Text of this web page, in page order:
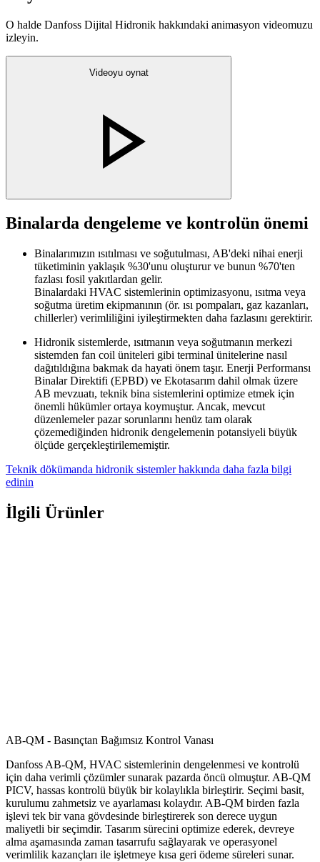
O halde Danfoss Dijital Hidronik hakkındaki animasyon videomuzu
izleyin.
Videoyu oynat
Binalarda dengeleme ve kontrolün önemi
Binalarımızın ısıtılması ve soğutulması, AB'deki nihai enerji
tüketiminin yaklaşık %30'unu oluşturur ve bunun %70'ten
fazlası fosil yakıtlardan gelir.
Binalardaki HVAC sistemlerinin optimizasyonu, ısıtma veya
soğutma üretim ekipmanının (ör. ısı pompaları, gaz kazanları,
chillerler) verimliliğini iyileştirmekten daha fazlasını gerektirir.
Hidronik sistemlerde, ısıtmanın veya soğutmanın merkezi
sistemden fan coil üniteleri gibi terminal ünitelerine nasıl
dağıtıldığına bakmak da hayati önem taşır. Enerji Performansı
Binalar Direktifi (EPBD) ve Ekotasarım dahil olmak üzere
AB mevzuatı, teknik bina sistemlerini optimize etmek için
önemli hükümler ortaya koymuştur. Ancak, mevcut
düzenlemeler pazar sorunlarını henüz tam olarak
çözemediğinden hidronik dengelemenin potansiyeli büyük
ölçüde gerçekleştirilememiştir.
Teknik dökümanda hidronik sistemler hakkında daha fazla bilgi
edinin
İlgili Ürünler
AB-QM - Basınçtan Bağımsız Kontrol Vanası
Danfoss AB-QM, HVAC sistemlerinin dengelenmesi ve kontrolü
için daha verimli çözümler sunarak pazarda öncü olmuştur. AB-QM
PICV, hassas kontrolü büyük bir kolaylıkla birleştirir. Seçimi basit,
kurulumu zahmetsiz ve ayarlaması kolaydır. AB-QM birden fazla
işlevi tek bir vana gövdesinde birleştirerek son derece uygun
maliyetli bir seçimdir. Tasarım sürecini optimize ederek, devreye
alma aşamasında zaman tasarrufu sağlayarak ve operasyonel
verimlilik kazançları ile işletmeye kısa geri ödeme süreleri sunar.